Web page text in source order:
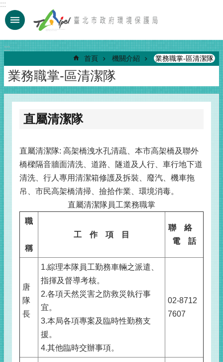
跳到主要內容區塊
:::
:::
首頁 機關介紹 業務職掌-區清潔隊
業務職掌-區清潔隊
直屬清潔隊
直屬清潔隊: 高架橋洩水孔清疏、本市高架橋及聯外
橋樑隔音牆面清洗、道路、隧道及人行、車行地下道
清洗、行人專用清潔箱修護及拆裝、廢汽、機車拖
吊、市民高架橋清掃、撿拾作業、環境消毒。
職
稱
工 作 項 目
聯 絡
電 話
直屬清潔隊員工業務職掌
唐
隊
長
1.綜理本隊員工勤務車輛之派遣、
指揮及督導考核。
2.各項天然災害之防救災執行事
宜。
3.本局各項專案及臨時性勤務支
援。
4.其他臨時交辦事項。
02-8712
7607